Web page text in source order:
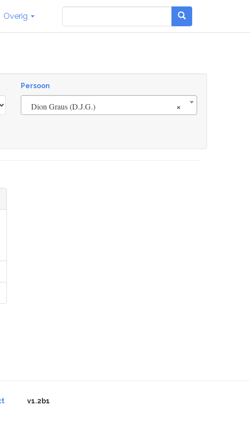
Overig
Persoon
×
Dion Graus (D.J.G.)
v1.2b1